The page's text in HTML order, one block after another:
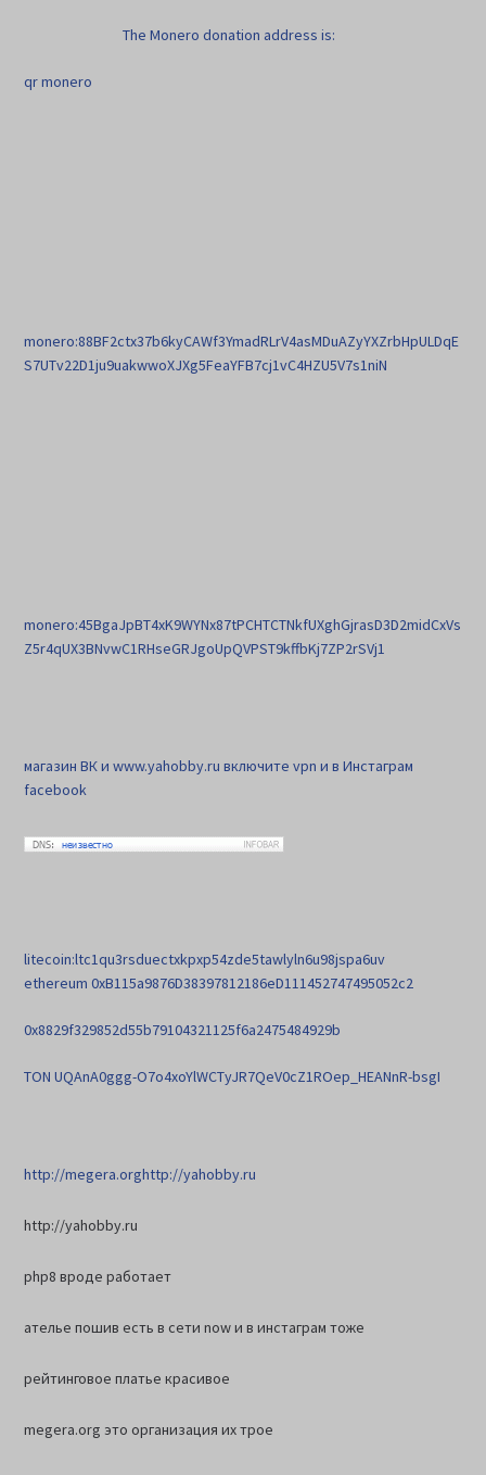
The Monero donation address is:
qr monero
monero:88BF2ctx37b6kyCAWf3YmadRLrV4asMDuAZyYXZrbHpULDqE
S7UTv22D1ju9uakwwoXJXg5FeaYFB7cj1vC4HZU5V7s1niN
monero:45BgaJpBT4xK9WYNx87tPCHTCTNkfUXghGjrasD3D2midCxVs
Z5r4qUX3BNvwC1RHseGRJgoUpQVPST9kffbKj7ZP2rSVj1
магазин ВК и www.yahobby.ru включите vpn и в Инстаграм
facebook
litecoin:ltc1qu3rsduectxkpxp54zde5tawlyln6u98jspa6uv
ethereum 0xB115a9876D38397812186eD111452747495052c2
0x8829f329852d55b79104321125f6a2475484929b
TON UQAnA0ggg-O7o4xoYlWCTyJR7QeV0cZ1ROep_HEANnR-bsgI
http://megera.orghttp://yahobby.ru
http://yahobby.ru
php8 вроде работает
ателье пошив есть в сети now и в инстаграм тоже
рейтинговое платье красивое
megera.org это организация их трое